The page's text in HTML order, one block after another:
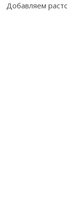
Добавляем